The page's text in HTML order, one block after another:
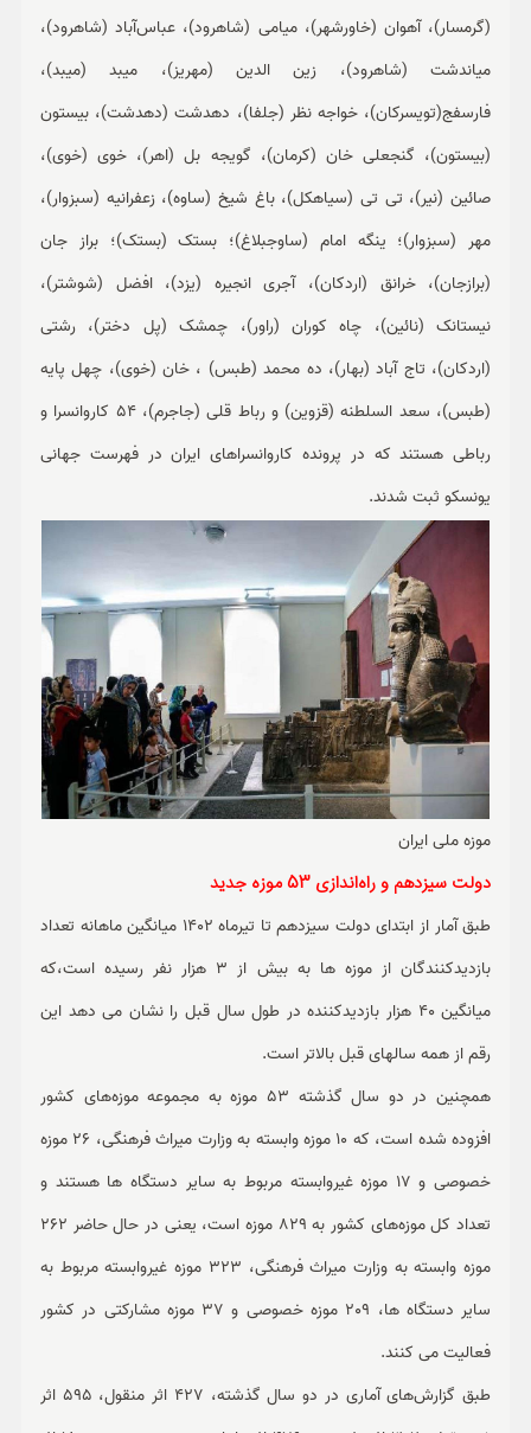
(گرمسار)، آهوان (خاورشهر)، میامی (شاهرود)، عباس‌آباد (شاهرود)،
میاندشت (شاهرود)، زین الدین (مهریز)، میبد (میبد)،
فارسفج(تویسرکان)، خواجه نظر (جلفا)، دهدشت (دهدشت)، بیستون
(بیستون)، گنجعلی خان (کرمان)، گویجه بل (اهر)، خوی (خوی)،
صائین (نیر)، تی تی (سیاهکل)، باغ شیخ (ساوه)، زعفرانیه (سبزوار)،
مهر (سبزوار)؛ ینگه امام (ساوجبلاغ)؛ بستک (بستک)؛ براز جان
(برازجان)، خرانق (اردکان)، آجری انجیره (یزد)، افضل (شوشتر)،
نیستانک (نائین)، چاه کوران (راور)، چمشک (پل دختر)، رشتی
(اردکان)، تاج آباد (بهار)، ده محمد (طبس) ، خان (خوی)، چهل پایه
(طبس)، سعد السلطنه (قزوین) و رباط قلی (جاجرم)، 54 کاروانسرا و
رباطی هستند که در پرونده کاروانسراهای ایران در فهرست جهانی
یونسکو ثبت شدند.
موزه ملی ایران
دولت سیزدهم و راه‌اندازی 53 موزه جدید
طبق آمار از ابتدای دولت سیزدهم تا تیرماه 1402 میانگین ماهانه تعداد
بازدیدکنندگان از موزه ها به بیش از 3 هزار نفر رسیده است،که
میانگین 40 هزار بازدیدکننده در طول سال قبل را نشان می دهد این
رقم از همه سالهای قبل بالاتر است.
همچنین در دو سال گذشته 53 موزه به مجموعه موزه‌های کشور
افزوده شده است، که 10 موزه وابسته به وزارت میراث فرهنگی، 26 موزه
خصوصی و 17 موزه غیروابسته مربوط به سایر دستگاه ها هستند و
تعداد کل موزه‌های کشور به 829 موزه است، یعنی در حال حاضر 262
موزه وابسته به وزارت میراث فرهنگی، 323 موزه غیروابسته مربوط به
سایر دستگاه ها، 209 موزه خصوصی و 37 موزه مشارکتی در کشور
فعالیت می کنند.
طبق گزارش‌های آماری در دو سال گذشته، 427 اثر منقول، 595 اثر